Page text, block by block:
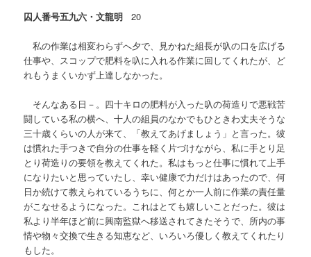
囚人番号五九六 ・文龍明 20
私の作業は相変わらずへ夕で、見かねた組長が叺の口を広げる
仕事や、スコップで肥料を叺に入れる作業に回してくれたが、ど
れもうまくいかず上達しなかった。
そんなある日－。四十キロの肥料が入った叺の荷造りで悪戦苦
闘している私の横へ、十人の組員のなかでもひときわ丈夫そうな
三十歳くらいの人が来て、「教えてあげましょう」と言った。彼
は慣れた手つきで自分の仕事を軽く片づけながら、私に手とり足
とり荷造りの要領を教えてくれた。私はもっと仕事に慣れて上手
になりたいと思っていたし、幸い健康で力だけはあったので、何
日か続けて教えられているうちに、何とか一人前に作業の責任量
がこなせるようになった。これはとても嬉しいことだった。彼は
私より半年ほど前に興南監獄へ移送されてきたそうで、所内の事
情や物々交換で生きる知恵など、いろいろ優しく教えてくれたり
もした。